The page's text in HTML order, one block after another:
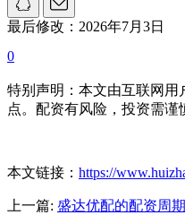
最后修改：2026年7月3日
0
特别声明：本文由互联网
点。配资有风险，投资需谨
本文链接： https://
上一篇: 盛达优配的配资周